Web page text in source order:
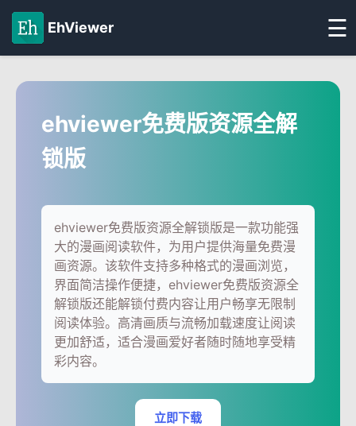
EhViewer ☰
ehviewer免费版资源全解
锁版
ehviewer免费版资源全解锁版是一款功能强
大的漫画阅读软件，为用户提供海量免费漫
画资源。该软件支持多种格式的漫画浏览，
界面简洁操作便捷，ehviewer免费版资源全
解锁版还能解锁付费内容让用户畅享无限制
阅读体验。高清画质与流畅加载速度让阅读
更加舒适，适合漫画爱好者随时随地享受精
彩内容。
立即下载